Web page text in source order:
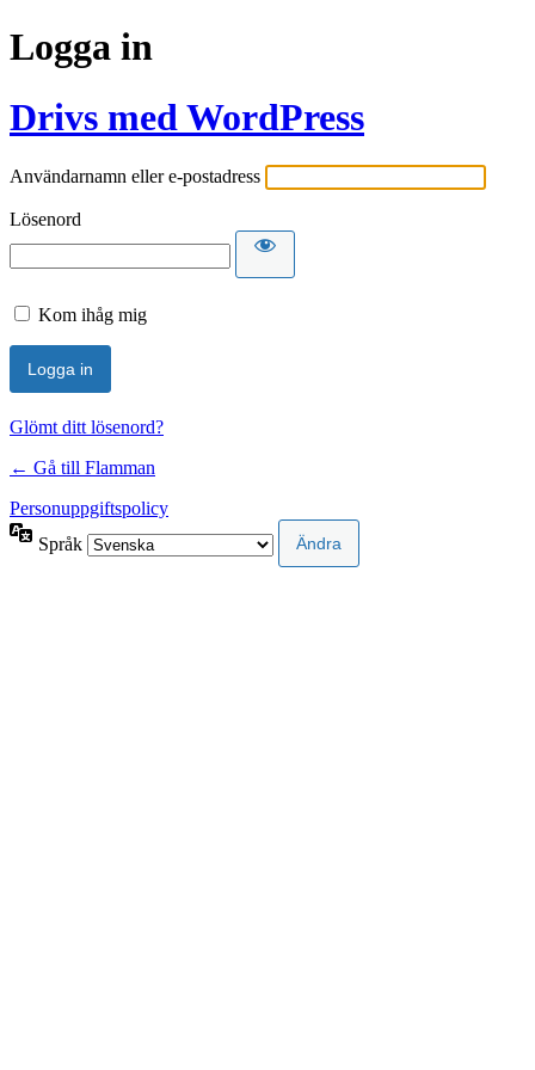
Logga in
Drivs med WordPress
Användarnamn eller e-postadress
Lösenord
Kom ihåg mig
Glömt ditt lösenord?
← Gå till Flamman
Personuppgiftspolicy
Språk